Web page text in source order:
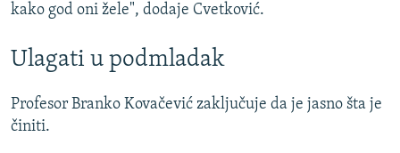
kako god oni žele", dodaje Cvetković.
Ulagati u podmladak
Profesor Branko Kovačević zaključuje da je jasno šta je
činiti.